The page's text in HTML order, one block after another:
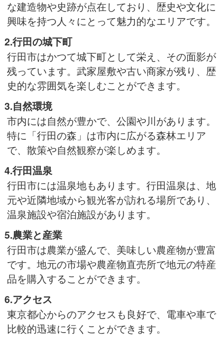
な建造物や史跡が点在しており、歴史や文化に
興味を持つ人々にとって魅力的なエリアです。
2.行田の城下町
行田市はかつて城下町として栄え、その面影が
残っています。武家屋敷や古い商家が残り、歴
史的な雰囲気を楽しむことができます。
3.自然環境
市内には自然が豊かで、公園や川があります。
特に「行田の森」は市内に広がる森林エリア
で、散策や自然観察が楽しめます。
4.行田温泉
行田市には温泉地もあります。行田温泉は、地
元や近隣地域から観光客が訪れる場所であり、
温泉施設や宿泊施設があります。
5.農業と産業
行田市は農業が盛んで、美味しい農産物が豊富
です。地元の市場や農産物直売所で地元の特産
品を購入することができます。
6.アクセス
東京都心からのアクセスも良好で、電車や車で
比較的迅速に行くことができます。